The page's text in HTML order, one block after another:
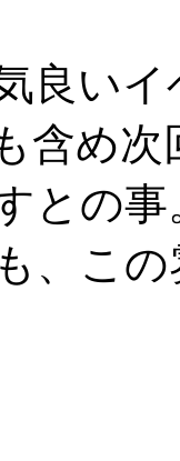
良い
含め
との事
、こ